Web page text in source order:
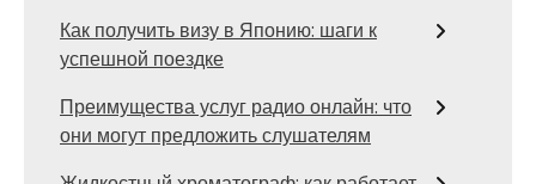
Как получить визу в Японию: шаги к
успешной поездке
Преимущества услуг радио онлайн: что
они могут предложить слушателям